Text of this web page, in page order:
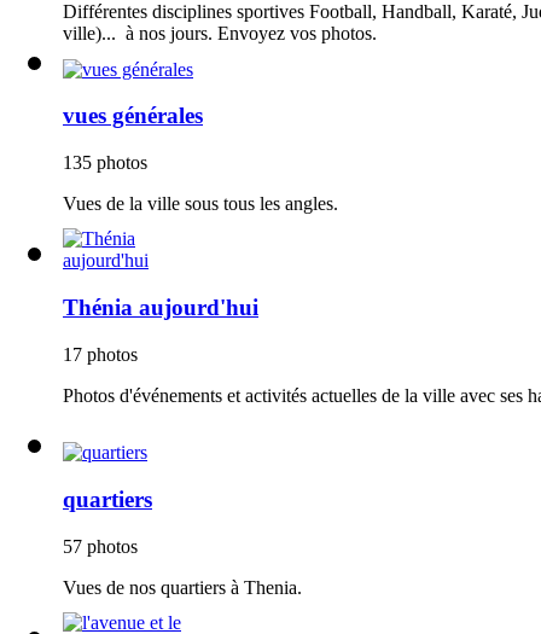
Différentes disciplines sportives Football, Handball, Karaté,
ville)... à nos jours. Envoyez vos photos.
vues générales
135 photos
Vues de la ville sous tous les angles.
Thénia aujourd'hui
17 photos
Photos d'événements et activités actuelles de la ville avec ses
quartiers
57 photos
Vues de nos quartiers à Thenia.